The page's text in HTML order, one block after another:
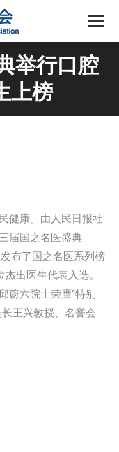
举行口腔
上榜
健康。由人民日报社
届国之名医盛典
布了国之名医系列榜
出医生代表入选。
蔚六院士荣膺“特别
王兴教授、名誉会